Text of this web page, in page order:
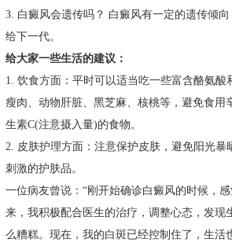
3. 白癜风会遗传吗？ 白癜风有一定的遗传倾
给下一代。
给大家一些生活的建议：
1. 饮食方面：平时可以适当吃一些富含酪氨酸
瘦肉、动物肝脏、黑芝麻、核桃等，避免食用
生素C(注意摄入量)的食物。
2. 皮肤护理方面：注意保护皮肤，避免阳光暴
刺激的护肤品。
一位病友曾说：“刚开始确诊白癜风的时候，
来，我积极配合医生的治疗，调整心态，发现
么糟糕。现在，我的白斑已经控制住了，生活